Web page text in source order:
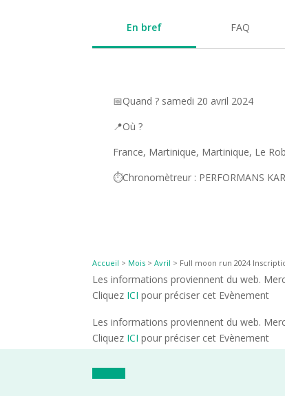
En bref FAQ
📅Quand ? samedi 20 avril 2024
📍Où ?
France, Martinique, Martinique, Le
⏱️Chronomètreur : PERFORMANS
Accueil > Mois >Avril > Full moon run 2024
Les informations proviennent du web.
Cliquez ICI pour préciser cet Evènement
Les informations proviennent du web.
Cliquez ICI pour préciser cet Evènement